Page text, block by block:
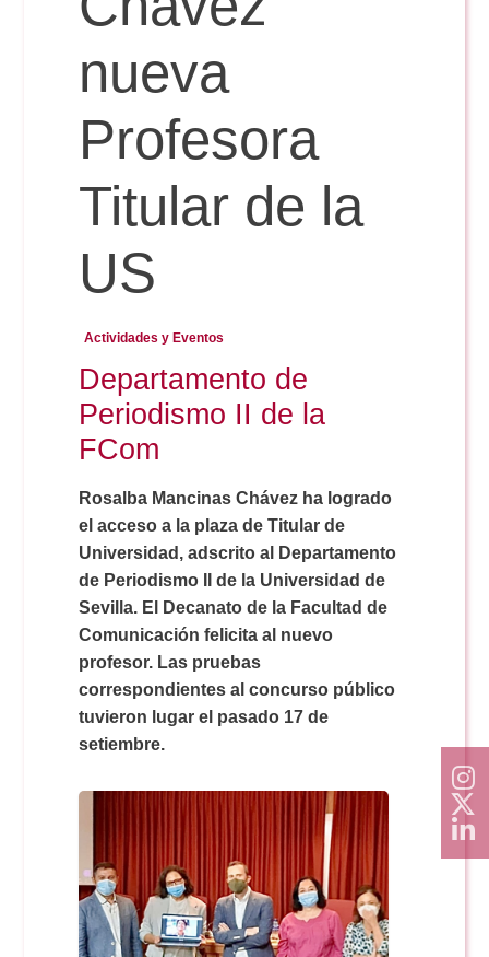
Reservas
Calendario Lectivo
Horarios
Periodismo
Comunicación Audiovisual
Doble Grado PER/CAV
Periodismo
Publicidad y RR.PP
Comunicación Audiovisual
Doble Grado PER/CAV
Secretaría Virtual
#miTFG
Boletines
nueva
Profesora
Titular de la
US
Actividades y Eventos
Departamento de
Periodismo II de la
FCom
Rosalba Mancinas Chávez ha logrado
el acceso a la plaza de Titular de
Universidad, adscrito al Departamento
de Periodismo II de la Universidad de
Sevilla. El Decanato de la Facultad de
Comunicación felicita al nuevo
profesor. Las pruebas
correspondientes al concurso público
tuvieron lugar el pasado 17 de
setiembre.